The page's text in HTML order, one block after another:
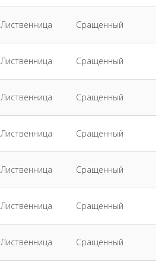
Лиственница Сращенный
Лиственница Сращенный
Лиственница Сращенный
Лиственница Сращенный
Лиственница Сращенный
Лиственница Сращенный
Лиственница Сращенный